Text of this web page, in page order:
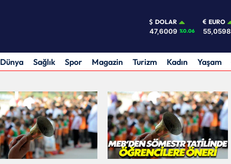
DOLAR
47,6009 %0.06
EURO
55,0598
Dünya Sağlık Spor Magazin Turizm Kadın Yaşam